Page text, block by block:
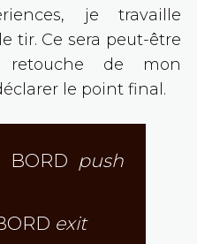
je travaille
tir. Ce sera peut-être
retouche de mon
le point final.
BORD push
exit